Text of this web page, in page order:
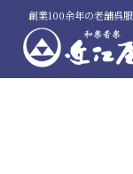
創業100余年の老舗呉